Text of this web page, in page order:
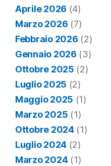
Aprile 2026 (4)
Marzo 2026 (7)
Febbraio 2026 (2)
Gennaio 2026 (3)
Ottobre 2025 (2)
Luglio 2025 (2)
Maggio 2025 (1)
Marzo 2025 (1)
Ottobre 2024(1)
Luglio 2024 (2)
Marzo 2024(1)